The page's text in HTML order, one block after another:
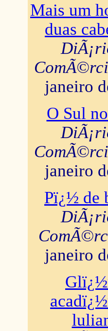
Mais um
duas
janeiro
O Sul
janeiro
Pï¿½ de
janeiro